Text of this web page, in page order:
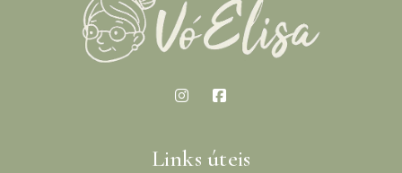
Links úteis